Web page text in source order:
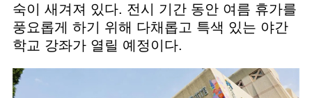
숙이 새겨져 있다. 전시 기간 동안 여름 휴가를
풍요롭게 하기 위해 다채롭고 특색 있는 야간
학교 강좌가 열릴 예정이다.